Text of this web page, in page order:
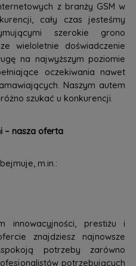
z branży GSM w
cały czas jesteśmy
szerokie grono
wieloletnie doświadczenie
na najwyższym poziomie
oczekiwania nawet
Naszym autem
szukać u konkurencji.
– nasza oferta
m.in.:
innowacyjności, prestiżu i
znajdziesz najnowsze
potrzeby zarówno
potrzebujących